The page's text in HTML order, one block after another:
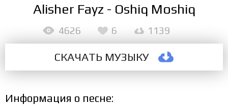
Alisher Fayz - Oshiq Moshiq
СКАЧАТЬ МУЗЫКУ
4626 6 1139
Информация о песне: